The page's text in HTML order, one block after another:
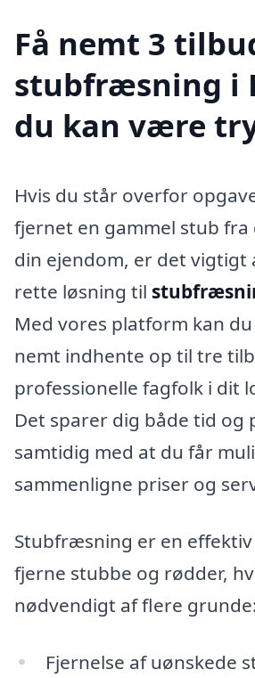
Få nemt 3
stubfræsning i
du kan være
Hvis du står overfor
fjernet en gammel stub fra
din ejendom, er det vigtigt
rette løsning til
Med vores platform kan
nemt indhente op til tre
professionelle fagfolk i dit
Det sparer dig både tid og
samtidig med at du får
sammenligne priser og
Stubfræsning er en
fjerne stubbe og rødder,
nødvendigt af flere grunde:
Fjernelse af uønskede